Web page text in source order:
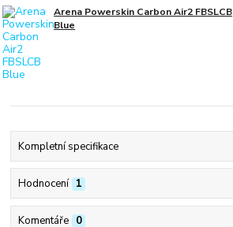
Arena Powerskin Carbon Air2 FBSLCB
Blue
Kompletní specifikace
Hodnocení 1
Komentáře 0